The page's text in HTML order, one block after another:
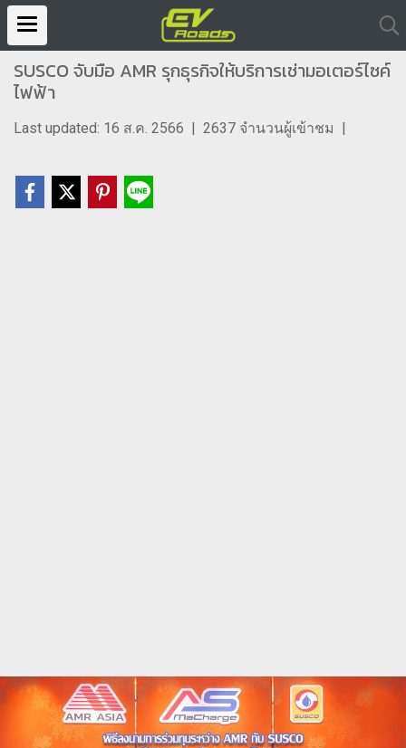
SUSCO จับมือ AMR รุกธุรกิจให้บริการเช่ามอเตอร์ไซค์
ไฟฟ้า
Last updated: 16 ส.ค. 2566 | 2637 จำนวนผู้เข้าชม |